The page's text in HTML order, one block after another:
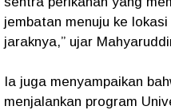
jembatan menuju ke
jaraknya,” ujar
Ia juga menyampaikan
menjalankan program